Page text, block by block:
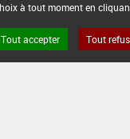
ENTRE
à tout moment en
Tout accepter Tout